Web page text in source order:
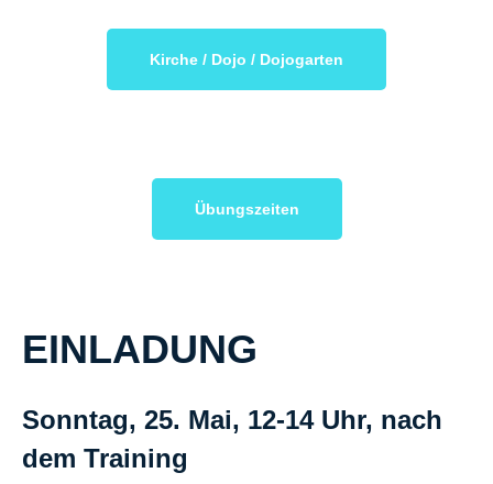
Kirche / Dojo / Dojogarten
Übungszeiten
EINLADUNG
Sonntag, 25. Mai, 12-14 Uhr, nach
dem Training